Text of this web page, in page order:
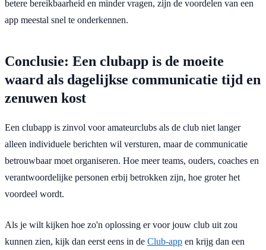
betere bereikbaarheid en minder vragen, zijn de voordelen van een
app meestal snel te onderkennen.
Conclusie: Een clubapp is de moeite
waard als dagelijkse communicatie tijd en
zenuwen kost
Een clubapp is zinvol voor amateurclubs als de club niet langer
alleen individuele berichten wil versturen, maar de communicatie
betrouwbaar moet organiseren. Hoe meer teams, ouders, coaches en
verantwoordelijke personen erbij betrokken zijn, hoe groter het
voordeel wordt.
Als je wilt kijken hoe zo'n oplossing er voor jouw club uit zou
kunnen zien, kijk dan eerst eens in de Club-app en krijg dan een